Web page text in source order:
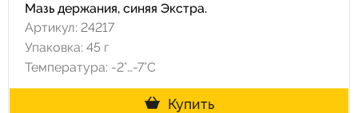
Мазь держания, синяя Экстра.
Артикул: 24217
Упаковка: 45 г
Температура: -2°…-7°C
Купить